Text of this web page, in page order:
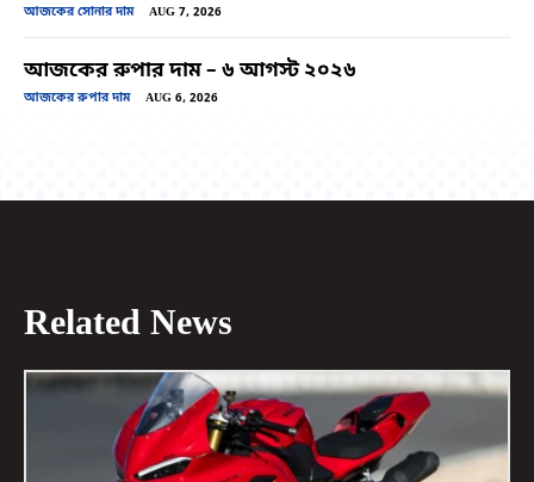
আজকের সোনার দাম AUG 7, 2026
আজকের রুপার দাম – ৬ আগস্ট ২০২৬
আজকের রুপার দাম AUG 6, 2026
Related News